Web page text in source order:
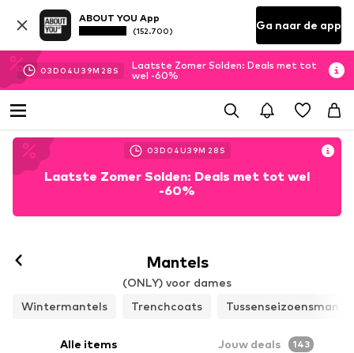
ABOUT YOU App
(152.700) Ga naar de app
03D 04U 39M 26 S
Laatste Zomer Solden: Deals met tot
wel -60%
03D 04U39M 26 S
Laatste Zomer Solden: Deals met tot wel
-60%
Mantels
(ONLY) voor dames
Wintermantels
Trenchcoats
Alle items Jouw deals 143